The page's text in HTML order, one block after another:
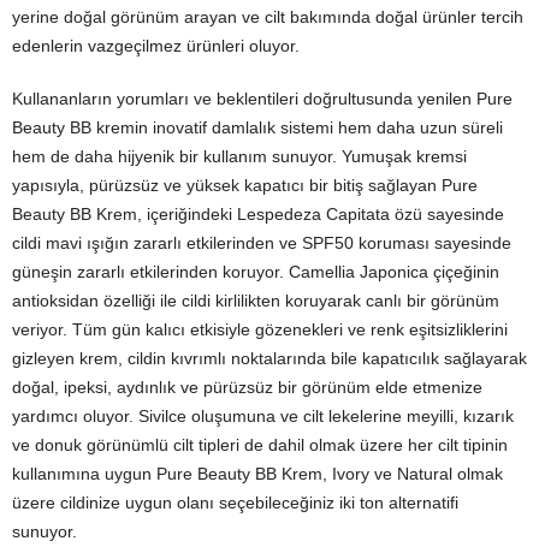
yerine doğal görünüm arayan ve cilt bakımında doğal ürünler tercih
edenlerin vazgeçilmez ürünleri oluyor.
Kullananların yorumları ve beklentileri doğrultusunda yenilen Pure
Beauty BB kremin inovatif damlalık sistemi hem daha uzun süreli
hem de daha hijyenik bir kullanım sunuyor. Yumuşak kremsi
yapısıyla, pürüzsüz ve yüksek kapatıcı bir bitiş sağlayan Pure
Beauty BB Krem, içeriğindeki Lespedeza Capitata özü sayesinde
cildi mavi ışığın zararlı etkilerinden ve SPF50 koruması sayesinde
güneşin zararlı etkilerinden koruyor. Camellia Japonica çiçeğinin
antioksidan özelliği ile cildi kirlilikten koruyarak canlı bir görünüm
veriyor. Tüm gün kalıcı etkisiyle gözenekleri ve renk eşitsizliklerini
gizleyen krem, cildin kıvrımlı noktalarında bile kapatıcılık sağlayarak
doğal, ipeksi, aydınlık ve pürüzsüz bir görünüm elde etmenize
yardımcı oluyor. Sivilce oluşumuna ve cilt lekelerine meyilli, kızarık
ve donuk görünümlü cilt tipleri de dahil olmak üzere her cilt tipinin
kullanımına uygun Pure Beauty BB Krem, Ivory ve Natural olmak
üzere cildinize uygun olanı seçebileceğiniz iki ton alternatifi
sunuyor.